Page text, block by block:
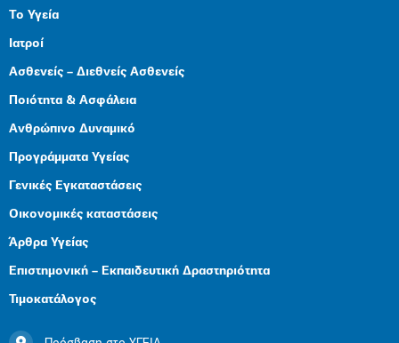
Το Υγεία
Ιατροί
Ασθενείς – Διεθνείς Ασθενείς
Ποιότητα & Ασφάλεια
Ανθρώπινο Δυναμικό
Προγράμματα Υγείας
Γενικές Εγκαταστάσεις
Οικονομικές καταστάσεις
Άρθρα Υγείας
Επιστημονική – Εκπαιδευτική Δραστηριότητα
Τιμοκατάλογος